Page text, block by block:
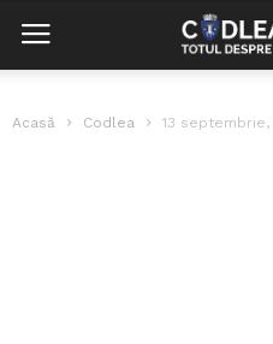
Acasă Codlea 13